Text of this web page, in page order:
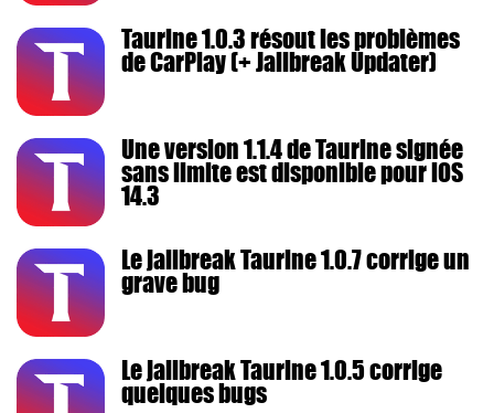
Taurine 1.0.3 résout les problèmes
de CarPlay (+ Jailbreak Updater)
Une version 1.1.4 de Taurine signée
sans limite est disponible pour iOS
14.3
Le jailbreak Taurine 1.0.7 corrige un
grave bug
Le jailbreak Taurine 1.0.5 corrige
quelques bugs